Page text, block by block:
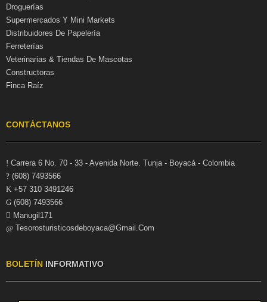
Droguerías
Supermercados Y Mini Markets
Distribuidores De Papelería
Ferreterías
Veterinarias & Tiendas De Mascotas
Constructoras
Finca Raíz
CONTÁCTANOS
Carrera 6 No. 70 - 33 - Avenida Norte. Tunja - Boyacá - Colombia
(608) 7493566
+57 310 3491246
(608) 7493566
Manugil171
Tesorosturisticosdeboyaca@gmail.com
BOLETÍN INFORMATIVO